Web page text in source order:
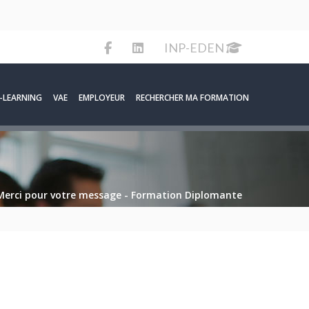
INP-EDEN
LEARNING VAE EMPLOYEUR RECHERCHER MA FORMATION
pour votre message - Formation Diplomante